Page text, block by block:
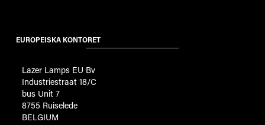
EUROPEISKA KONTORET
Lazer Lamps EU Bv
Industriestraat 18/C
bus Unit 7
8755 Ruiselede
BELGIUM